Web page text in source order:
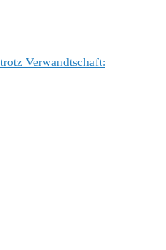
Verwandtschaft: